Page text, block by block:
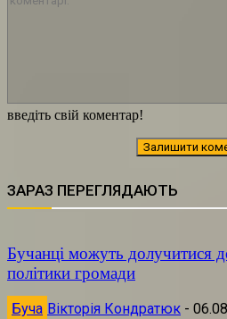
введіть свій коментар!
ЗАРАЗ ПЕРЕГЛЯДАЮТЬ
Бучанці можуть долучитися
політики громади
Буча Вікторія Кондратюк -